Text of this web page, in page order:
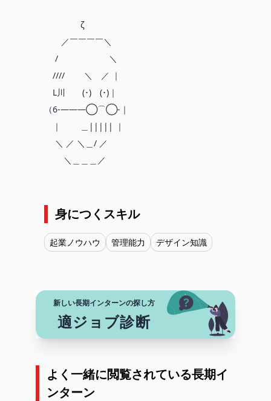
ζ
／￣￣￣￣＼
/ ＼
//// ＼ ／ ｜
L川 (･) (･)｜
（6-―――◯⌒◯-｜
｜ ＿||||| ｜
＼ ／ ＼＿/ ／
身につくスキル
起業ノウハウ 管理能力 デザイン知識
新しい長期インターンの探し方
適ジョブ診断
よく一緒に閲覧されている長期イ
ンターン